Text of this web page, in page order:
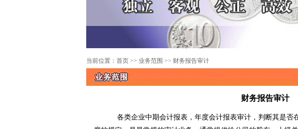
当前位置： 首页>> 业务范围 >> 财务报告审计
财务报告审计
各类企业中期会计报表，年度会计报表审计，判断其是否